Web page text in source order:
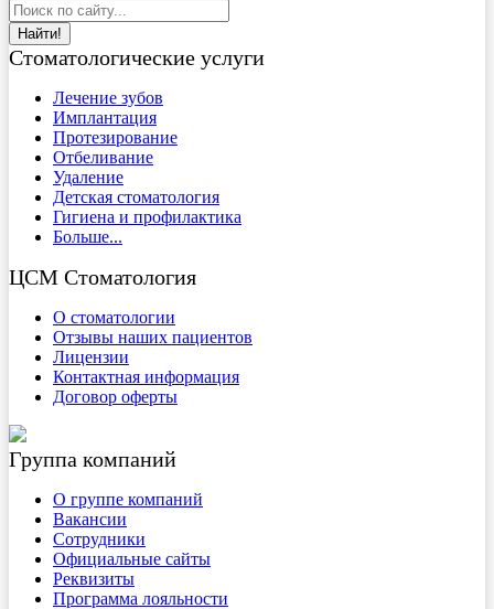
Найти!
Стоматологические услуги
Лечение зубов
Имплантация
Протезирование
Отбеливание
Удаление
Детская стоматология
Гигиена и профилактика
Больше...
ЦСМ Стоматология
О стоматологии
Отзывы наших пациентов
Лицензии
Контактная информация
Договор оферты
Группа компаний
О группе компаний
Вакансии
Сотрудники
Официальные сайты
Реквизиты
Программа лояльности